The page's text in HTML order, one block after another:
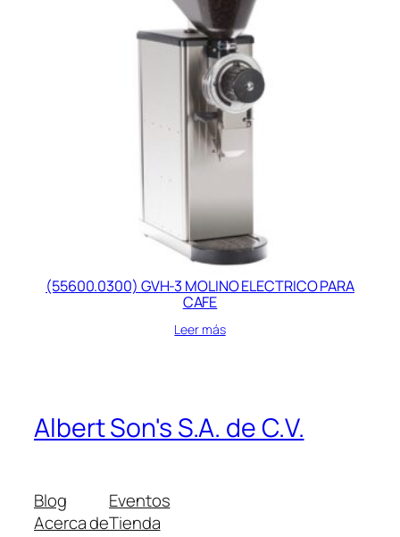
(55600.0300) GVH-3 MOLINO ELECTRICO PARA
CAFE
Leer más
Albert Son's S.A. de C.V.
Blog
Acerca de
Eventos
Tienda